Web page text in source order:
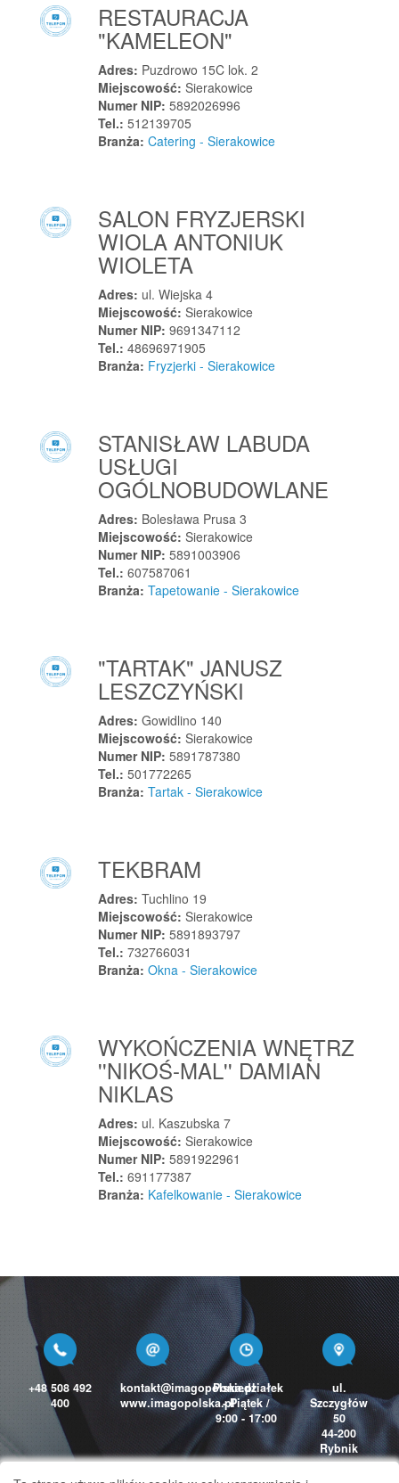
Szaflary
Szczawno-Zdrój
Szczedrzyk
Szczejkowice
Szczytniki Małe
Szczytno
Szpetal Górny
Szpiegowo
Szumowo
Szyce
Szymanów
Ścinawa Mała
Środa Śląska
Środa Wielkopolska
Świątniki Górne
Świdnica
Świdnica
Świdnica
Świdnik
RESTAURACJA
"KAMELEON"
Adres: Puzdrowo 15C lok. 2
Miejscowość: Sierakowice
Numer NIP: 5892026996
Tel.: 512139705
Branża: Catering - Sierakowice
SALON FRYZJERSKI
WIOLA ANTONIUK
WIOLETA
Adres: ul. Wiejska 4
Miejscowość: Sierakowice
Numer NIP: 9691347112
Tel.: 48696971905
Branża: Fryzjerki - Sierakowice
STANISŁAW LABUDA
USŁUGI
OGÓLNOBUDOWLANE
Adres: Bolesława Prusa 3
Miejscowość: Sierakowice
Numer NIP: 5891003906
Tel.: 607587061
Branża: Tapetowanie - Sierakowice
"TARTAK" JANUSZ
LESZCZYŃSKI
Adres: Gowidlino 140
Miejscowość: Sierakowice
Numer NIP: 5891787380
Tel.: 501772265
Branża: Tartak - Sierakowice
TEKBRAM
Adres: Tuchlino 19
Miejscowość: Sierakowice
Numer NIP: 5891893797
Tel.: 732766031
Branża: Okna - Sierakowice
WYKOŃCZENIA WNĘTRZ
''NIKOŚ-MAL'' DAMIAN
NIKLAS
Adres: ul. Kaszubska 7
Miejscowość: Sierakowice
Numer NIP: 5891922961
Tel.: 691177387
Branża: Kafelkowanie - Sierakowice
+48 508 492
400
kontakt@imagopolska.pl
www.imagopolska.pl
Poniedziałek
- Piątek /
9:00 - 17:00
ul.
Szczygłów
50
44-200
Rybnik